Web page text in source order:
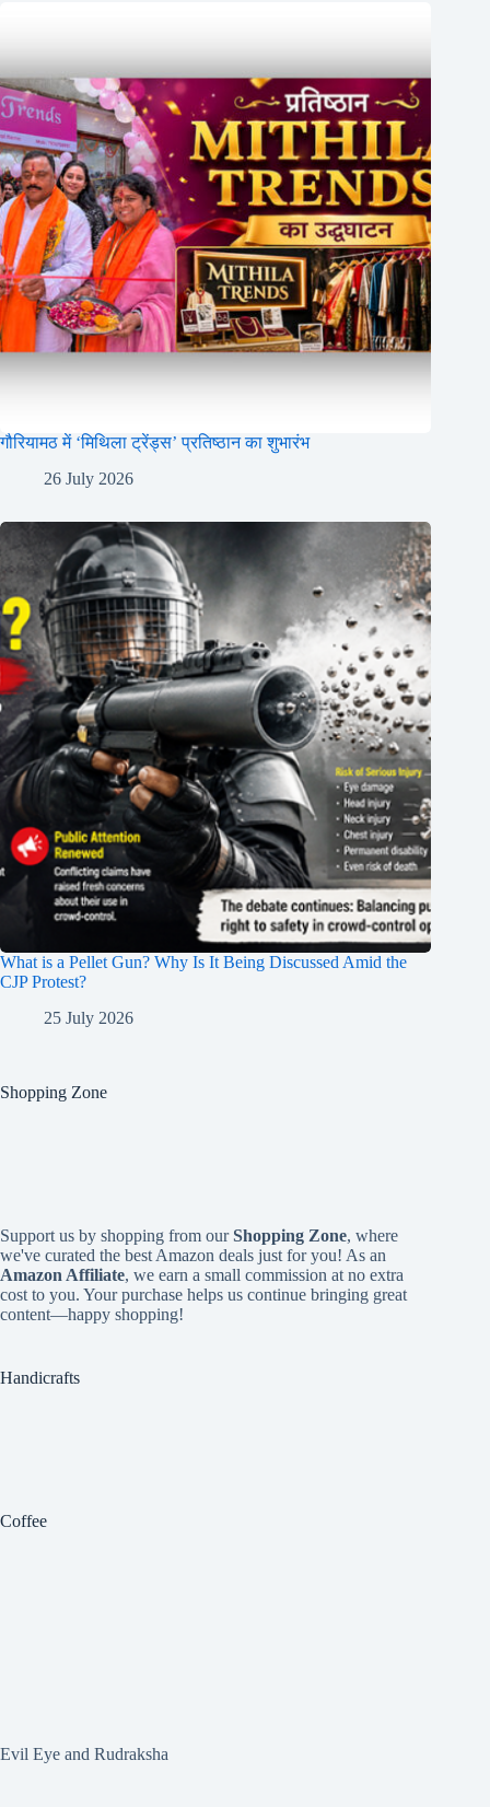
गौरियामठ में ‘मिथिला ट्रेंड्स’ प्रतिष्ठान का शुभारंभ
26 July 2026
What is a Pellet Gun? Why Is It Being Discussed Amid the
CJP Protest?
25 July 2026
Shopping Zone
Support us by shopping from ourShopping Zone, where
we've curated the best Amazon deals just for you! As an
Amazon Affiliate, we earn a small commission at no extra
cost to you. Your purchase helps us continue bringing great
content—happy shopping!
Handicrafts
Coffee
Evil Eye and Rudraksha